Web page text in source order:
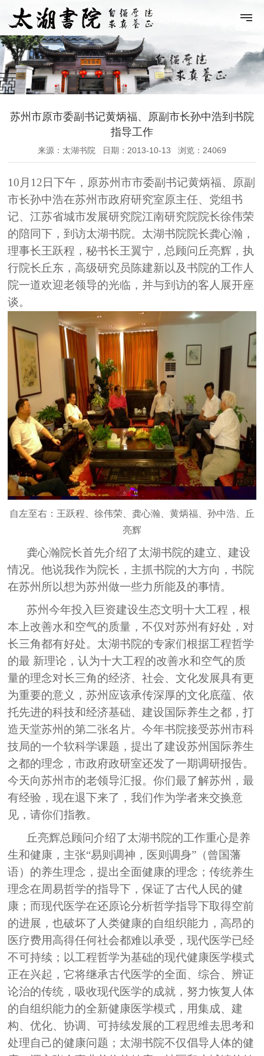
苏州市原市委副书记黄炳福、原副市长孙中浩到书院
指导工作
来源：太湖书院 日期：2013-10-13 浏览：24069
10 月 12 日下午，原苏州市市委副书记黄炳福、原副
市长孙中浩在苏州市政府研究室原主任、党组书
记、江苏省城市发展研究院江南研究院院长徐伟荣
的陪同下，到访太湖书院。 太湖书院院长龚心瀚，
理事长王跃程，秘书长王翼宁，总顾问丘亮辉，执
行院长丘东，高级研究员陈建新以及书院的工作人
院一道欢迎老领导的光临，并与到访的客人展开座
谈。
自左至右：王跃程、徐伟荣、龚心瀚、黄炳福、孙中浩、丘
亮辉
龚心瀚院长首先介绍了太湖书院的建立、建设
情况。他说我作为院长，主抓书院的大方向，书院
在苏州所以想为苏州做一些力所能及的事情。
苏州今年投入巨资建设生态文明十大工程，根
本上改善水和空气的质量，不仅对苏州有好处，对
长三角都有好处。太湖书院的专家们根据工程哲学
的最 新理论，认为十大工程的改善水和空气的质
量的理念对长三角的经济、社会、文化发展具有更
为重要的意义，苏州应该承传深厚的文化底蕴、依
托先进的科技和经济基础、建设国际养生之都，打
造天堂苏州的第二张名片。今年书院接受苏州市科
技局的一个软科学课题，提出了建设苏州国际养生
之都的理念，市政府政研室还发了一期调研报告。
今天向苏州市的老领导汇报。你们最了解苏州，最
有经验，现在退下来了，我们作为学者来交换意
见，请你们指教。
丘亮辉总顾问介绍了太湖书院的工作重心是养
生和健康，主张“易则调神，医则调身”（曾国藩
语）的养生理念，提出全面健康的理念；传统养生
理念在周易哲学的指导下，保证了古代人民的健
康；而现代医学在还原论分析哲学指导下取得空前
的进展，也破坏了人类健康的自组织能力，高昂的
医疗费用高得任何社会都难以承受，现代医学已经
不可持续；以工程哲学为基础的现代健康医学模式
正在兴起，它将继承古代医学的全面、综合、辨证
论治的传统，吸收现代医学的成就，努力恢复人体
的自组织能力的全新健康医学模式，用集成、建
构、优化、协调、可持续发展的工程思维去思考和
处理自己的健康问题；太湖书院不仅倡导人体的健